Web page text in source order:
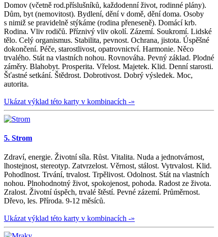
Domov (včetně rod.příslušníků, každodenní život, rodinné plány).
Dům, byt (nemovitost). Bydlení, dění v domě, dění doma. Osoby
s nimiž se pravidelně stýkáme (rodina přeneseně). Domácí krb.
Rodina. Vliv rodičů. Příznivý vliv okolí. Zázemí. Soukromí. Lidské
tělo. Celý organismus. Stabilita, pevnost. Ochrana, jistota. Úspěšné
dokončení. Péče, starostlivost, opatrovnictví. Harmonie. Něco
trvalého. Stát na vlastních nohou. Rovnováha. Pevný základ. Plodné
záměry. Blahobyt. Prosperita. Vřelost. Majetek. Klid. Denní starosti.
Šťastné setkání. Štědrost. Dobrotivost. Dobrý výsledek. Moc,
autorita.
Ukázat výklad této karty v kombinacích -»
5. Strom
Zdraví, energie. Životní síla. Růst. Vitalita. Nuda a jednotvárnost,
lhostejnost, stereotyp. Zatvrzelost. Věrnost, stálost. Vytrvalost. Klid.
Pohodlnost. Trvání, trvalost. Trpělivost. Odolnost. Stát na vlastních
nohou. Plnohodnotný život, spokojenost, pohoda. Radost ze života.
Zralost. Životní úspěch, trvalé štěstí. Pevné zázemí. Průměrnost.
Dřevo, les. Příroda. 9-12 měsíců.
Ukázat výklad této karty v kombinacích -»